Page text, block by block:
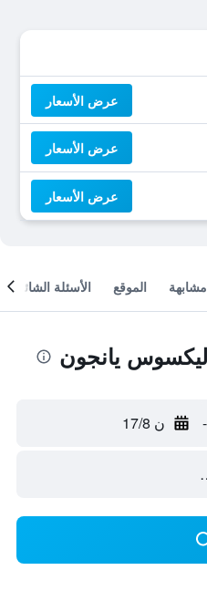
عرض الأسعار
عرض الأسعار
عرض الأسعار
الموقع الأسئلة الشائعة
يانجون
- ن 17/8